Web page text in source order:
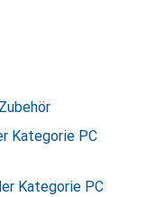
Kategorie PC
Kategorie PC